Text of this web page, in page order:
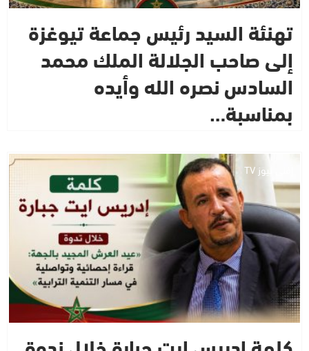
تهنئة السيد رئيس جماعة تيوغزة
إلى صاحب الجلالة الملك محمد
السادس نصره الله وأيده
بمناسبة…
إفني نيوز TV